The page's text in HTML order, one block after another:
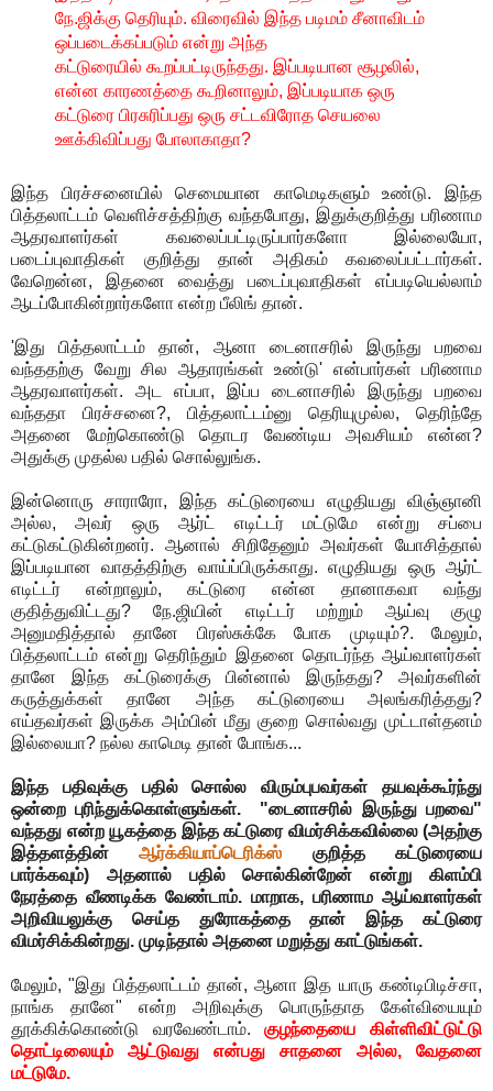
நே.ஜிக்கு தெரியும். விரைவில் இந்த படிமம் சீனாவிடம்
ஒப்படைக்கப்படும் என்று அந்த
கட்டுரையில் கூறப்பட்டிருந்தது. இப்படியான சூழலில்,
என்ன காரணத்தை கூறினாலும், இப்படியாக ஒரு
கட்டுரை பிரசுரிப்பது ஒரு சட்டவிரோத செயலை
ஊக்கிவிப்பது போலாகாதா?
இந்த பிரச்சனையில் செமையான காமெடிகளும் உண்டு. இந்த
பித்தலாட்டம் வெளிச்சத்திற்கு வந்தபோது, இதுக்குறித்து பரிணாம
ஆதரவாளர்கள் கவலைப்பட்டிருப்பார்களோ இல்லையோ,
படைப்புவாதிகள் குறித்து தான் அதிகம் கவலைப்பட்டார்கள்.
வேறென்ன, இதனை வைத்து படைப்புவாதிகள் எப்படியெல்லாம்
ஆடப்போகின்றார்களோ என்ற பீலிங் தான்.
'இது பித்தலாட்டம் தான், ஆனா டைனாசரில் இருந்து பறவை
வந்ததற்கு வேறு சில ஆதாரங்கள் உண்டு' என்பார்கள் பரிணாம
ஆதரவாளர்கள். அட எப்பா, இப்ப டைனாசரில் இருந்து பறவை
வந்ததா பிரச்சனை?, பித்தலாட்டம்னு தெரியுமுல்ல, தெரிந்தே
அதனை மேற்கொண்டு தொடர வேண்டிய அவசியம் என்ன?
அதுக்கு முதல்ல பதில் சொல்லுங்க.
இன்னொரு சாராரோ, இந்த கட்டுரையை எழுதியது விஞ்ஞானி
அல்ல, அவர் ஒரு ஆர்ட் எடிட்டர் மட்டுமே என்று சப்பை
கட்டுகட்டுகின்றனர். ஆனால் சிறிதேனும் அவர்கள் யோசித்தால்
இப்படியான வாதத்திற்கு வாய்ப்பிருக்காது. எழுதியது ஒரு ஆர்ட்
எடிட்டர் என்றாலும், கட்டுரை என்ன தானாகவா வந்து
குதித்துவிட்டது? நே.ஜியின் எடிட்டர் மற்றும் ஆய்வு குழு
அனுமதித்தால் தானே பிரஸ்சுக்கே போக முடியும்?. மேலும்,
பித்தலாட்டம் என்று தெரிந்தும் இதனை தொடர்ந்த ஆய்வாளர்கள்
தானே இந்த கட்டுரைக்கு பின்னால் இருந்தது? அவர்களின்
கருத்துக்கள் தானே அந்த கட்டுரையை அலங்கரித்தது?
எய்தவர்கள் இருக்க அம்பின் மீது குறை சொல்வது முட்டாள்தனம்
இல்லையா? நல்ல காமெடி தான் போங்க...
இந்த பதிவுக்கு பதில் சொல்ல விரும்புபவர்கள் தயவுக்கூர்ந்து
ஒன்றை புரிந்துக்கொள்ளுங்கள். "டைனாசரில் இருந்து பறவை"
வந்தது என்ற யூகத்தை இந்த கட்டுரை விமர்சிக்கவில்லை (அதற்கு
இத்தளத்தின்ஆர்க்கியாப்டெரிக்ஸ் குறித்த கட்டுரையை
பார்க்கவும்) அதனால் பதில் சொல்கின்றேன் என்று கிளம்பி
நேரத்தை வீணடிக்க வேண்டாம். மாறாக, பரிணாம ஆய்வாளர்கள்
அறிவியலுக்கு செய்த துரோகத்தை தான் இந்த கட்டுரை
விமர்சிக்கின்றது. முடிந்தால் அதனை மறுத்து காட்டுங்கள்.
மேலும், "இது பித்தலாட்டம் தான், ஆனா இத யாரு கண்டிபிடிச்சா,
நாங்க தானே" என்ற அறிவுக்கு பொருந்தாத கேள்வியையும்
தூக்கிக்கொண்டு வரவேண்டாம்.குழந்தையை கிள்ளிவிட்டுட்டு
தொட்டிலையும் ஆட்டுவது என்பது சாதனை அல்ல, வேதனை
மட்டுமே.